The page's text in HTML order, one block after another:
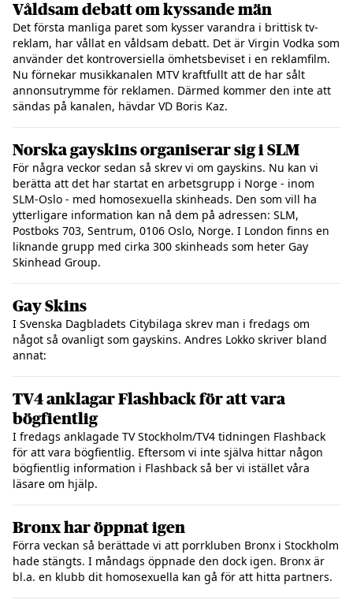
Våldsam debatt om kyssande män
Det första manliga paret som kysser varandra i brittisk tv-
reklam, har vållat en våldsam debatt. Det är Virgin Vodka som
använder det kontroversiella ömhetsbeviset i en reklamfilm.
Nu förnekar musikkanalen MTV kraftfullt att de har sålt
annonsutrymme för reklamen. Därmed kommer den inte att
sändas på kanalen, hävdar VD Boris Kaz.
Norska gayskins organiserar sig i SLM
För några veckor sedan så skrev vi om gayskins. Nu kan vi
berätta att det har startat en arbetsgrupp i Norge - inom
SLM-Oslo - med homosexuella skinheads. Den som vill ha
ytterligare information kan nå dem på adressen: SLM,
Postboks 703, Sentrum, 0106 Oslo, Norge. I London finns en
liknande grupp med cirka 300 skinheads som heter Gay
Skinhead Group.
Gay Skins
I Svenska Dagbladets Citybilaga skrev man i fredags om
något så ovanligt som gayskins. Andres Lokko skriver bland
annat:
TV4 anklagar Flashback för att vara
bögfientlig
I fredags anklagade TV Stockholm/TV4 tidningen Flashback
för att vara bögfientlig. Eftersom vi inte själva hittar någon
bögfientlig information i Flashback så ber vi istället våra
läsare om hjälp.
Bronx har öppnat igen
Förra veckan så berättade vi att porrkluben Bronx i Stockholm
hade stängts. I måndags öppnade den dock igen. Bronx är
bl.a. en klubb dit homosexuella kan gå för att hitta partners.